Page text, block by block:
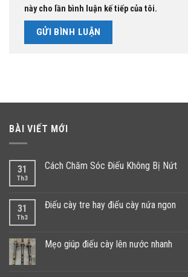
này cho lần bình luận kế tiếp của tôi.
BÀI VIẾT MỚI
31
Th3
Cách Chăm Sóc Điếu Không Bị Nứt
31
Th3
Điếu cày tre hay điếu cày nứa ngon
Mẹo giúp điếu cày lên nước nhanh